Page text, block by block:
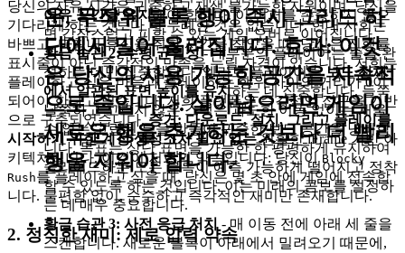
운, 무작위 블록 행이 즉시 그리드 하
단에서 밀어 올려집니다.효과:이것
은 당신의 사용 가능한 공간을 지속적
으로 줄입니다. 살아남으려면 게임이
새로운 행을 추가하는 것보다 더 빨리
행을 지워야 합니다.
여유 공간을 유지해야 합니다. 이 버퍼를 존중하지 않으
면 갑작스럽고 피할 수 있는 게임 오버로 이어집니다.
황금 습관 2: 수평 균일성- 대부분의 플레이어는 줄을 완
성하는 데만 집중합니다. 엘리트 플레이어는보드 전체
에서 일관된 표면 높이를 유지하는 데 집중합니다. 들쭉
날쭉하고 고르지 않은 스택은 과도한 이동 없이는 채울
수 없는 고립된 틈을 만들어 귀중한 보드 공간을 낭비합
니다. 목표는 상단 표면을 가능한 한 평평하게 유지하여
슬라이드하는 모든 블록이 예측 가능하게 떨어지고 정착
할 수 있도록 하는 것입니다. 이는 미래의 콤보를 설정하
는 데 매우 중요합니다.
황금 습관 3: 사전 응급 처치- 매 이동 전에 아래 세 줄을
스캔합니다. 새로운 블록이 아래에서 밀려오기 때문에,
당신의 자유 시간은 귀중하고 재생 불가능한 자원이며, 당신을
기다리게 하는 것보다 더 무례한 것은 없습니다. 현대 사회는
바쁘고, 마침내 휴식을 취할 시간을 찾았을 때, 당신은 진행률
표시줄이 아닌 즉각적인 만족을 누릴 자격이 있습니다. 저희는
플레이하고 싶은 마음과 플레이하는 행위 사이의 거리가 0이
되어야 한다고 믿습니다. 저희 플랫폼은 즉각적인 접근을 기반
으로 구축되었습니다.증거: 다운로드, 설치, 그리고 플레이를
시작하기 위한 계정 생성조차 필요 없는원활한 iFrame 기반 아
키텍처입니다. 이것이 저희의 약속입니다: 당신이 Blocky
Rush를 플레이하고 싶을 때, 당신은 몇 초 안에 게임에 접속합
니다. 불편함 없이, 순수하고 즉각적인 재미만 존재합니다.
2. 정직한 재미: 제로 압력 약속